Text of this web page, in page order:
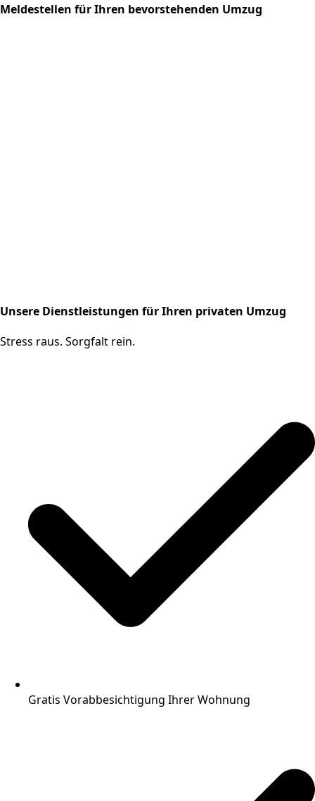
Meldestellen für Ihren bevorstehenden Umzug
Unsere Dienstleistungen für Ihren privaten Umzug
Stress raus. Sorgfalt rein.
Gratis Vorabbesichtigung Ihrer Wohnung